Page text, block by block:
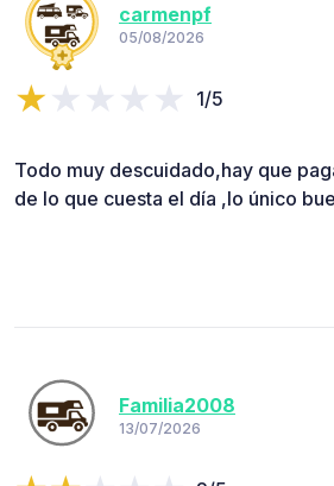
carmenpf
05/08/2026
1/5
Todo muy descuidado,hay que
de lo que cuesta el día ,lo único
Familia2008
13/07/2026